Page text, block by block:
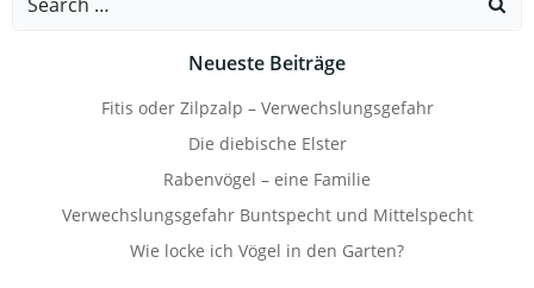
Neueste Beiträge
Fitis oder Zilpzalp – Verwechslungsgefahr
Die diebische Elster
Rabenvögel – eine Familie
Verwechslungsgefahr Buntspecht und Mittelspecht
Wie locke ich Vögel in den Garten?